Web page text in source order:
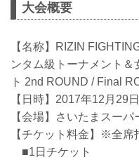
大会概要
【名称】RIZIN
ンタム級トーナメント
ト 2nd ROUND / Final
【日時】2017年12月29
【会場】さいたまスーパ
【チケット料金】※全席
■1日チケット